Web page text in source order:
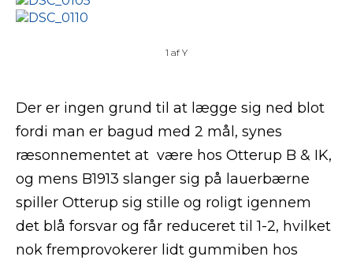
1 af Y
Der er ingen grund til at lægge sig ned blot
fordi man er bagud med 2 mål, synes
ræsonnementet at være hos Otterup B & IK,
og mens B1913 slanger sig på lauerbærne
spiller Otterup sig stille og roligt igennem
det blå forsvar og får reduceret til 1-2, hvilket
nok fremprovokerer lidt gummiben hos